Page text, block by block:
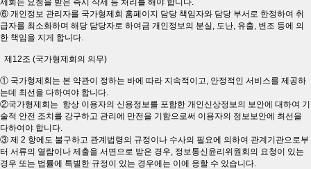
제회는 요청을 받은 즉시 삭제 등 처리를 해야 합니다.
⑥ 개인정보 관리자를 국가형제회 홈페이지 담당 책임자와 담당 부서로 한정하여 취
급자를 최소화하며 해당 담당자로 하여금 개인정보의 분실, 도난, 유출, 변조 등에 의
한 책임을 지게 합니다.
제12조 (국가형제회의 의무)
① 국가형제회는 본 약관이 정하는 바에 따라 지속적이고, 안정적인 서비스를 제공하
는데 최선을 다하여야 합니다.
②국가형제회는 항상 이용자의 신용정보를 포함한 개인신상정보의 보안에 대하여 기
술적 안전 조치를 강구하고 관리에 만전을 기함으로써 이용자의 정보보안에 최선을
다하여야 합니다.
③ 제 2 항에도 불구하고 관계법령의 규정이나 수사의 필요에 의하여 관계기관으로부
터 서류의 열람이나 제출을 서면으로 받은 경우, 정보통신윤리위원회의 요청이 있는
경우 또는 법률에 특별한 규정이 있는 경우에는 이에 응할 수 있습니다.